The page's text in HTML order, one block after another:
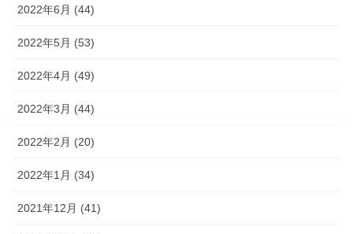
2022年6月 (44)
2022年5月 (53)
2022年4月 (49)
2022年3月 (44)
2022年2月 (20)
2022年1月 (34)
2021年12月 (41)